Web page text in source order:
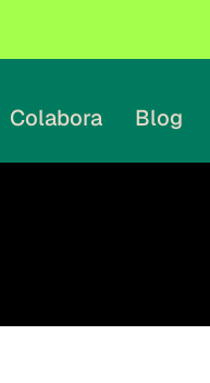
Colabora Blog